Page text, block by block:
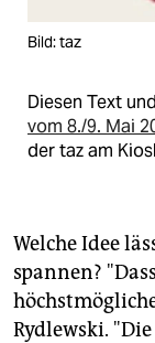
Bild: taz
Diesen Text
vom 8./9. Mai
der taz am
Welche Idee
spannen?
Rydlewski.